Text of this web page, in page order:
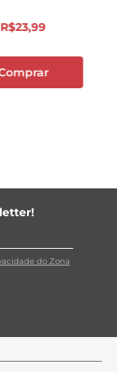
R$23,99
do Zona